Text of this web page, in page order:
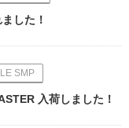
した！
SMP
入荷しました！